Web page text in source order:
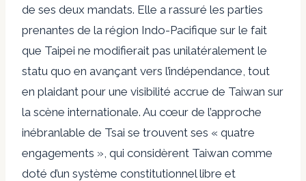
de ses deux mandats. Elle a rassuré les parties
prenantes de la région Indo-Pacifique sur le fait
que Taipei ne modifierait pas unilatéralement le
statu quo en avançant vers l’indépendance, tout
en plaidant pour une visibilité accrue de Taiwan sur
la scène internationale. Au cœur de l’approche
inébranlable de Tsai se trouvent ses « quatre
engagements », qui considèrent Taiwan comme
doté d’un système constitutionnel libre et